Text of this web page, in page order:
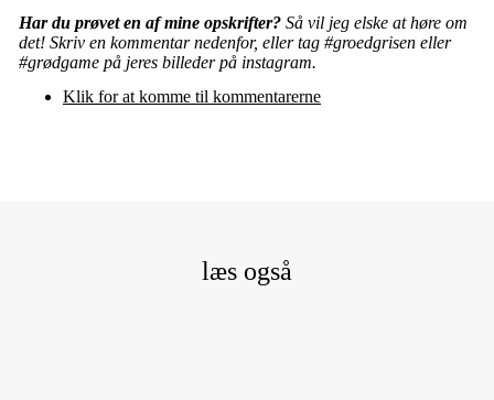
Har du prøvet en af mine opskrifter? Så vil jeg elske at høre om
det! Skriv en kommentar nedenfor, eller tag #groedgrisen eller
#grødgame på jeres billeder på instagram.
Klik for at komme til kommentarerne
læs også